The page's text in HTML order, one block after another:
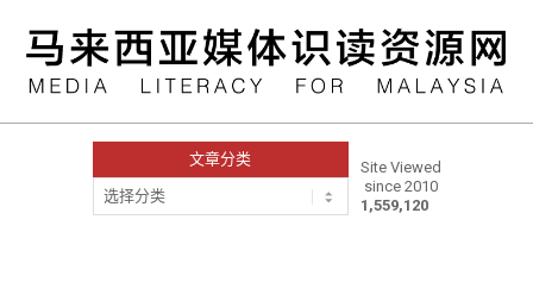
content
文章分类
文
章
Site Viewed
since 2010
1,559,120